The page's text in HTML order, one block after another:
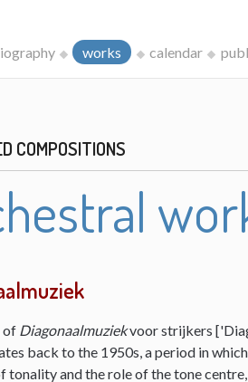
works calendar
COMPOSITIONS
of Diagonaalmuziekvoor strijkers
back to the 1950s, a period in
tonality and the role of the tone